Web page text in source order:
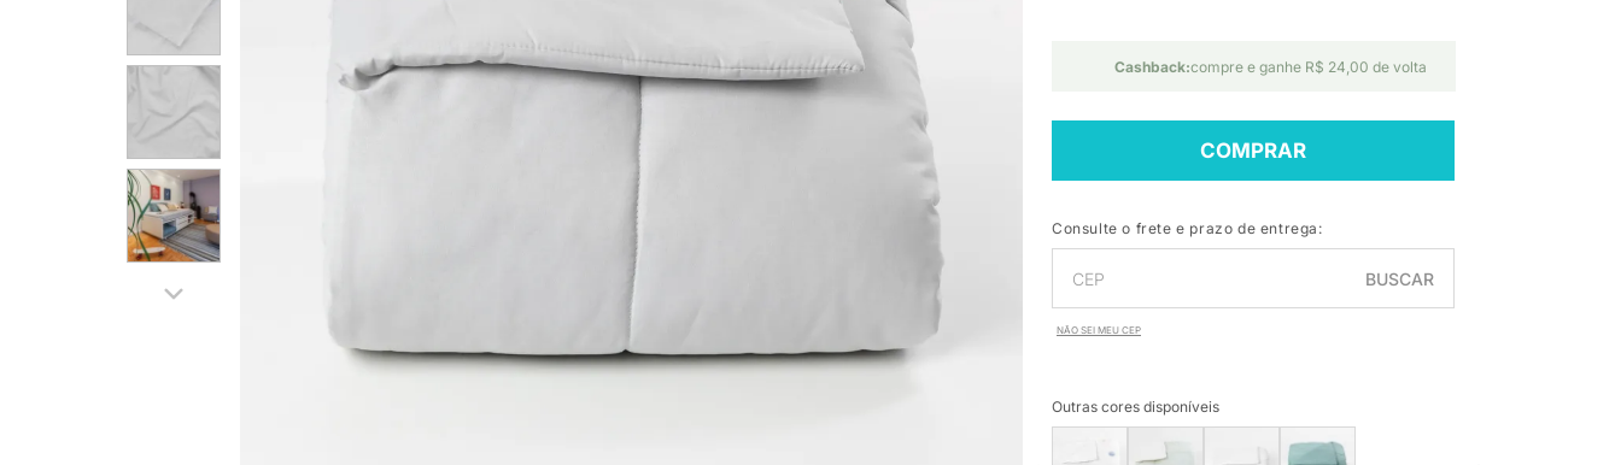
Cashback:compre e ganhe R$ 24,00 de volta
COMPRAR
Consulte o frete e prazo de entrega:
BUSCAR
NÃO SEI MEU CEP
Outras cores disponíveis